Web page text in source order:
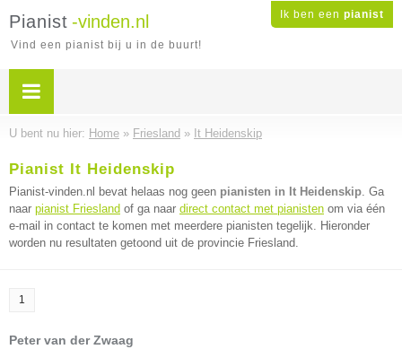
Ik ben een pianist
Pianist -vinden.nl
Vind een pianist bij u in de buurt!
U bent nu hier: Home » Friesland » It Heidenskip
Pianist It Heidenskip
Pianist-vinden.nl bevat helaas nog geen pianisten in It Heidenskip. Ga
naar pianist Friesland of ga naar direct contact met pianisten om via één
e-mail in contact te komen met meerdere pianisten tegelijk. Hieronder
worden nu resultaten getoond uit de provincie Friesland.
1
Peter van der Zwaag